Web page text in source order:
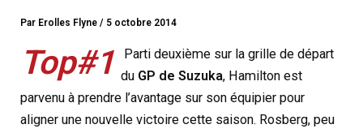
Par Erolles Flyne/ 5 octobre 2014
Top#1
Parti deuxième sur la grille de départ
du GP de Suzuka, Hamilton est
parvenu à prendre l’avantage sur son équipier pour
aligner une nouvelle victoire cette saison. Rosberg, peu